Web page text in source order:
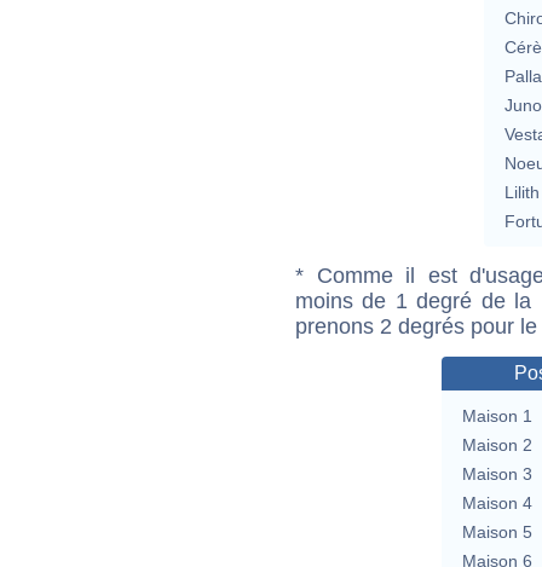
Lilith
* Comme il est
moins de 1 degré de la
prenons 2 degrés pour
Maison 1
Maison 2
Maison 3
Maison 4
Maison 5
Maison 6